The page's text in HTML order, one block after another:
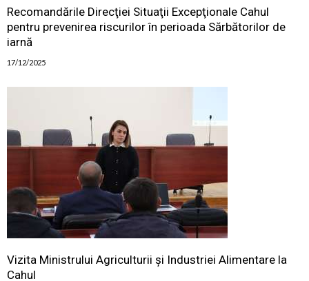
Recomandările Direcţiei Situaţii Excepţionale Cahul
pentru prevenirea riscurilor în perioada Sărbătorilor de
iarnă
17/12/2025
Vizita Ministrului Agriculturii și Industriei Alimentare la
Cahul